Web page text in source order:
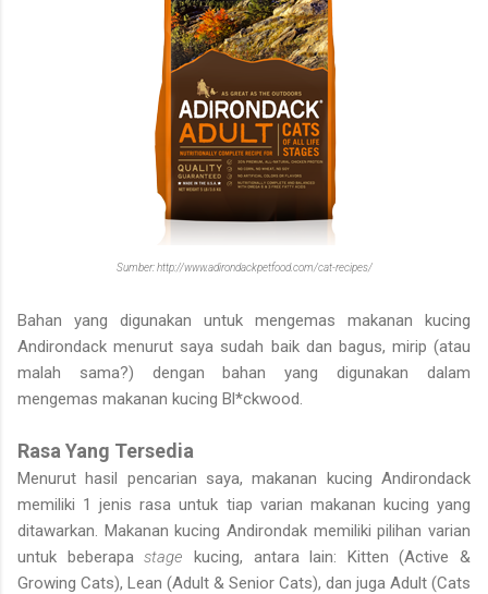
Sumber: http://www.adirondackpetfood.com/cat-recipes/
Bahan yang digunakan untuk mengemas makanan kucing
Andirondack menurut saya sudah baik dan bagus, mirip (atau
malah sama?) dengan bahan yang digunakan dalam
mengemas makanan kucing Bl*ckwood.
Rasa Yang Tersedia
Menurut hasil pencarian saya, makanan kucing Andirondack
memiliki 1 jenis rasa untuk tiap varian makanan kucing yang
ditawarkan. Makanan kucing Andirondak memiliki pilihan varian
untuk beberapastage kucing, antara lain: Kitten (Active &
Growing Cats), Lean (Adult & Senior Cats), dan juga Adult (Cats